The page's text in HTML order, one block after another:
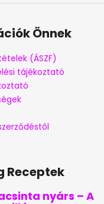
Önnek
(ÁSZF)
tájékoztató
Receptek
nyárs – A